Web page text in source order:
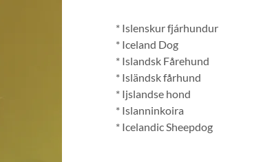
* Islenskur fjárhundur
* Iceland Dog
* Islandsk Fårehund
* Isländsk fårhund
* Ijslandse hond
* Islanninkoira
* Icelandic Sheepdog